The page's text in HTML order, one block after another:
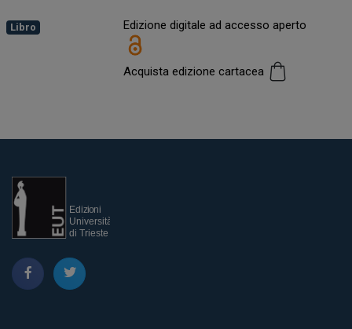
Libro Edizione digitale ad accesso aperto
Acquista edizione cartacea